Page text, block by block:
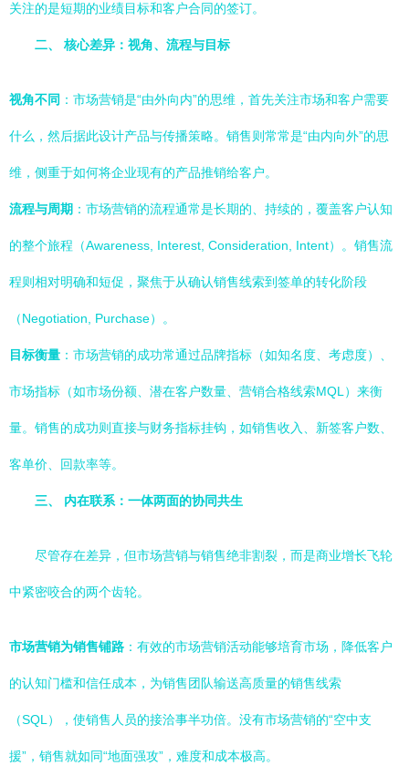
关注的是短期的业绩目标和客户合同的签订。
二、 核心差异：视角、流程与目标
视角不同 ：市场营销是“由外向内”的思维，首先关注市场和客户需要
什么，然后据此设计产品与传播策略。销售则常常是“由内向外”的思
维，侧重于如何将企业现有的产品推销给客户。
流程与周期 ：市场营销的流程通常是长期的、持续的，覆盖客户认知
的整个旅程（Awareness, Interest, Consideration, Intent）。销售流
程则相对明确和短促，聚焦于从确认销售线索到签单的转化阶段
（Negotiation, Purchase）。
目标衡量 ：市场营销的成功常通过品牌指标（如知名度、考虑度）、
市场指标（如市场份额、潜在客户数量、营销合格线索MQL）来衡
量。销售的成功则直接与财务指标挂钩，如销售收入、新签客户数、
客单价、回款率等。
三、 内在联系：一体两面的协同共生
尽管存在差异，但市场营销与销售绝非割裂，而是商业增长飞轮
中紧密咬合的两个齿轮。
市场营销为销售铺路 ：有效的市场营销活动能够培育市场，降低客户
的认知门槛和信任成本，为销售团队输送高质量的销售线索
（SQL），使销售人员的接洽事半功倍。没有市场营销的“空中支
援”，销售就如同“地面强攻”，难度和成本极高。